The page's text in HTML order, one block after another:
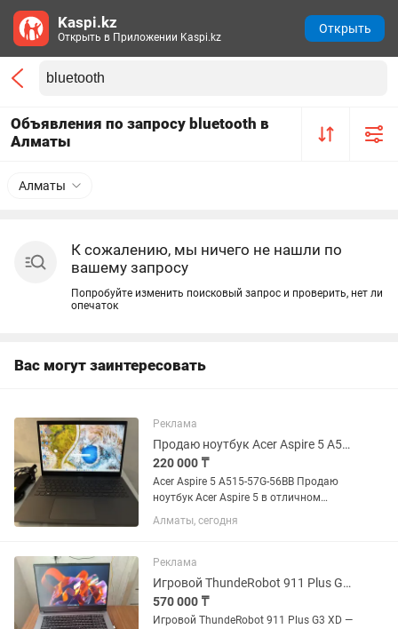
Объявления по запросу bluetooth в
Алматы
Алматы
К сожалению, мы ничего не нашли по
вашему запросу
Попробуйте изменить поисковый запрос и проверить, нет ли
опечаток
Вас могут заинтересовать
Реклама
Продаю ноутбук Acer Aspire 5 A515-57G-56BB
220 000 ₸
Acer Aspire 5 A515-57G-56BB Продаю
ноутбук Acer Aspire 5 в отличном
состоянии. Характеристики:
Процессор: Intel Core i5-1235U (12-е
RTX 2050 4 ГБ ...
Алматы, сегодня
Реклама
Игровой ThundeRobot 911 Plus G3 XD RTX 4050 / 144 Гц / 16 ГБ
570 000 ₸
Игровой ThundeRobot 911 Plus G3 XD —
Kaspi.kz
Открыть в Приложении Kaspi.kz
Открыть